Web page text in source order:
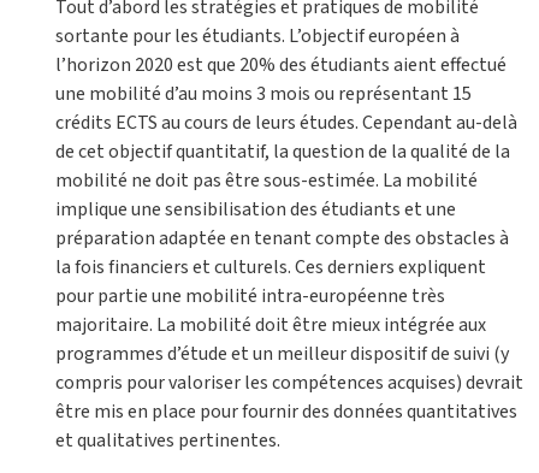
Tout d’abord les stratégies et pratiques de mobilité
sortante pour les étudiants. L’objectif européen à
l’horizon 2020 est que 20% des étudiants aient effectué
une mobilité d’au moins 3 mois ou représentant 15
crédits ECTS au cours de leurs études. Cependant au-delà
de cet objectif quantitatif, la question de la qualité de la
mobilité ne doit pas être sous-estimée. La mobilité
implique une sensibilisation des étudiants et une
préparation adaptée en tenant compte des obstacles à
la fois financiers et culturels. Ces derniers expliquent
pour partie une mobilité intra-européenne très
majoritaire. La mobilité doit être mieux intégrée aux
programmes d’étude et un meilleur dispositif de suivi (y
compris pour valoriser les compétences acquises) devrait
être mis en place pour fournir des données quantitatives
et qualitatives pertinentes.